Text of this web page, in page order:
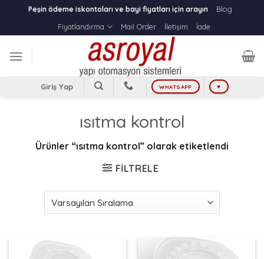
content
Peşin ödeme iskontoları ve bayi fiyatları için arayın
Blog
Fiyatlandırma
Mail Order İletişim İade
Giriş Yap WHATSAPP ♥
ısıtma kontrol
Ürünler “ısıtma kontrol” olarak etiketlendi
FILTRELE